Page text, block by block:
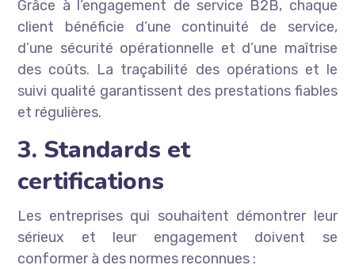
Grâce à l’engagement de service B2B, chaque
client bénéficie d’une continuité de service,
d’une sécurité opérationnelle et d’une maîtrise
des coûts. La traçabilité des opérations et le
suivi qualité garantissent des prestations fiables
et régulières.
3. Standards et
certifications
Les entreprises qui souhaitent démontrer leur
sérieux et leur engagement doivent se
conformer à des normes reconnues :